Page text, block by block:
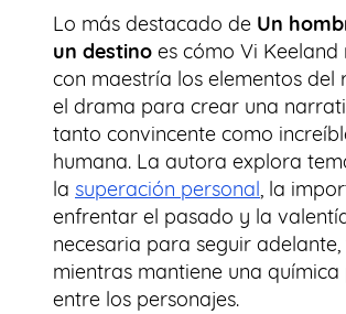
Lo más destacado de Un
un destino es cómo Vi Keeland
con maestría los elementos del
el drama para crear una
tanto convincente como
humana. La autora explora
la superación personal, la
enfrentar el pasado y la
necesaria para seguir
mientras mantiene una
entre los personajes.